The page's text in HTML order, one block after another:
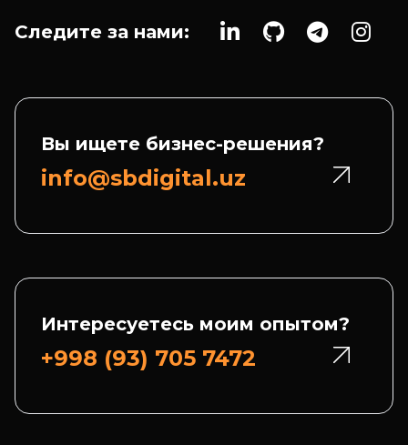
Следите за нами:
Вы ищете бизнес-решения?
info@sbdigital.uz
Интересуетесь моим опытом?
+998 (93) 705 7472